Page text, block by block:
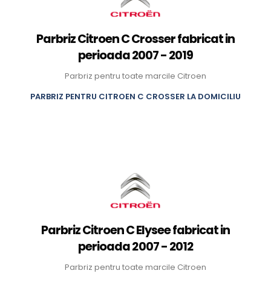
Parbriz Citroen C Crosser fabricat in
perioada 2007 - 2019
Parbriz pentru toate marcile Citroen
PARBRIZ PENTRU CITROEN C CROSSER LA DOMICILIU
Parbriz Citroen C Elysee fabricat in
perioada 2007 - 2012
Parbriz pentru toate marcile Citroen